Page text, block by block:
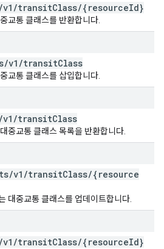
/v1 /transitClass/{resourceId}
교통 클래스를 반환합니다.
/v1 /transitClass
교통 클래스를 삽입합니다.
/v1 /transitClass
중교통 클래스 목록을 반환합니다.
/v1 /transitClass/{resource
대중교통 클래스를 업데이트합니다.
/v1 /transitClass/{resourceId}